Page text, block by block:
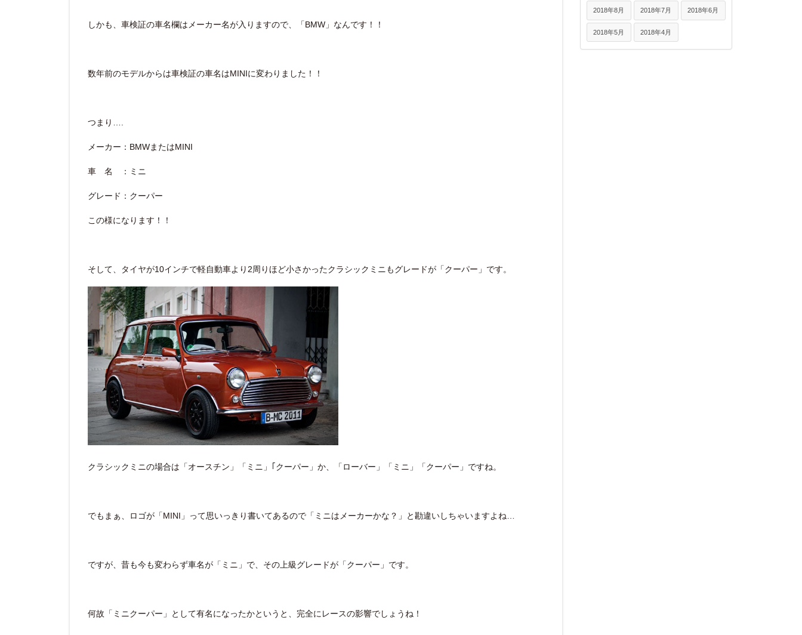
しかも、車検証の車名欄はメーカー名が入りますので、「BMW」なんです！！
数年前のモデルからは車検証の車名はMINIに変わりました！！
つまり….
メーカー：BMWまたはMINI
車 名 ：ミニ
グレード：クーパー
この様になります！！
そして、タイヤが10インチで軽自動車より2周りほど小さかったクラシックミニもグレードが「クーパー」です。
クラシックミニの場合は「オースチン」「ミニ」｢クーパー」か、「ローバー」「ミニ」「クーパー」ですね。
でもまぁ、ロゴが「MINI」って思いっきり書いてあるので「ミニはメーカーかな？」と勘違いしちゃいますよね…
ですが、昔も今も変わらず車名が「ミニ」で、その上級グレードが「クーパー」です。
何故「ミニクーパー」として有名になったかというと、完全にレースの影響でしょうね！
2018年8月 2018年7月 2018年6月
2018年5月 2018年4月